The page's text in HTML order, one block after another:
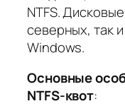
NTFS.
северных, так
Windows.
Основные
NTFS-квот: